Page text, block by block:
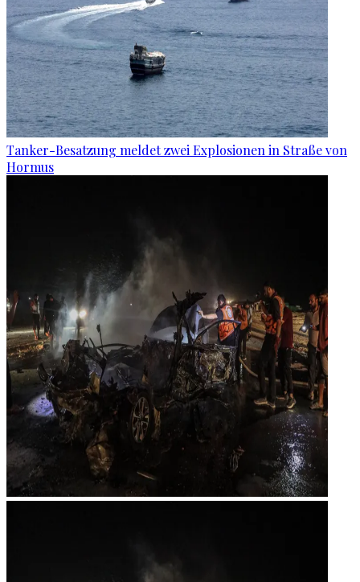
Tanker-Besatzung meldet zwei Explosionen in Straße von
Hormus